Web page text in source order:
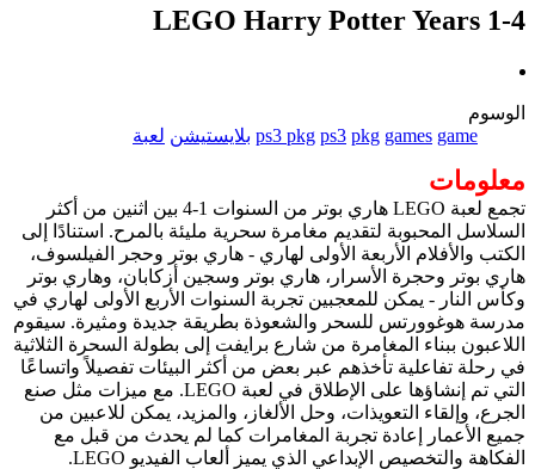
LEGO Harry Potter Years 1-4
الوسوم
game
games
pkg
ps3
ps3 pkg بلايستيشن لعبة
معلومات
تجمع لعبة LEGO هاري بوتر من السنوات 1-4 بين اثنين من أكثر
السلاسل المحبوبة لتقديم مغامرة سحرية مليئة بالمرح. استنادًا إلى
الكتب والأفلام الأربعة الأولى لهاري - هاري بوتر وحجر الفيلسوف،
هاري بوتر وحجرة الأسرار، هاري بوتر وسجين أزكابان، وهاري بوتر
وكأس النار - يمكن للمعجبين تجربة السنوات الأربع الأولى لهاري في
مدرسة هوغوورتس للسحر والشعوذة بطريقة جديدة ومثيرة. سيقوم
اللاعبون ببناء المغامرة من شارع برايفت إلى بطولة السحرة الثلاثية
في رحلة تفاعلية تأخذهم عبر بعض من أكثر البيئات تفصيلاً واتساعًا
التي تم إنشاؤها على الإطلاق في لعبة LEGO. مع ميزات مثل صنع
الجرع، وإلقاء التعويذات، وحل الألغاز، والمزيد، يمكن للاعبين من
جميع الأعمار إعادة تجربة المغامرات كما لم يحدث من قبل مع
الفكاهة والتخصيص الإبداعي الذي يميز ألعاب الفيديو LEGO.